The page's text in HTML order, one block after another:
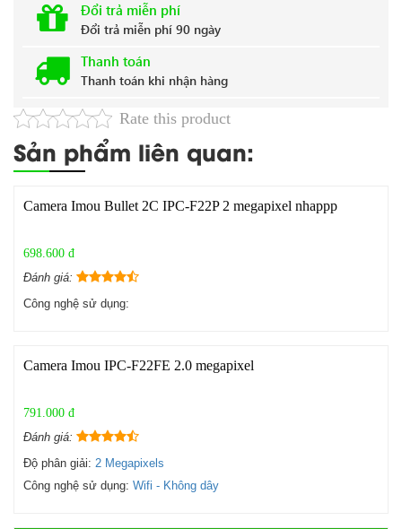
Đổi trả miễn phí
Đổi trả miễn phí 90 ngày
Thanh toán
Thanh toán khi nhận hàng
Rate this product
Sản phẩm liên quan:
Camera Imou Bullet 2C IPC-F22P 2 megapixel nhappp
698.600 đ
Đánh giá:
Công nghệ sử dụng:
Camera Imou IPC-F22FE 2.0 megapixel
791.000 đ
Đánh giá:
Độ phân giải: 2 Megapixels
Công nghệ sử dụng: Wifi - Không dây